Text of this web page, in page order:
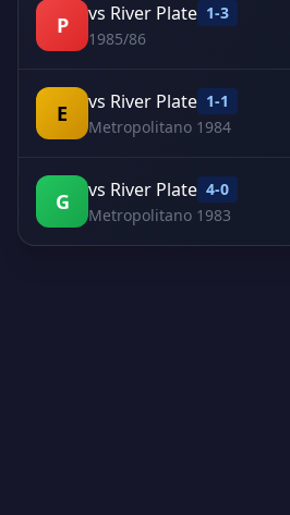
P vs River Plate 1-3
1985/86
E vs River Plate 1-1
Metropolitano 1984
G vs River Plate 4-0
Metropolitano 1983